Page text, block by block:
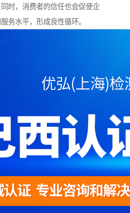
时，消费者的信任也会促使企
务水平，形成良性循环。